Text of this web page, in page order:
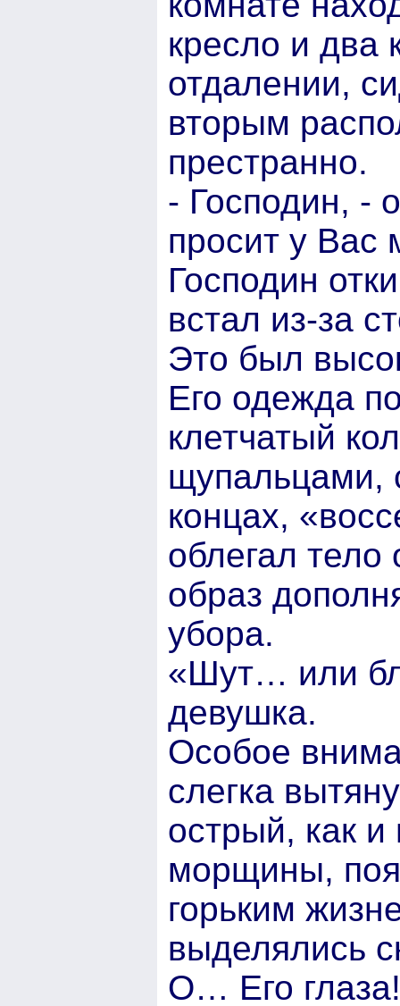
кресло и два
отдалении,
вторым
престранно.
- Господин, -
просит у Вас
Господин
встал из-за
Это был
Его одежда
клетчатый
щупальцами,
концах,
облегал
образ
убора.
«Шут… или
девушка.
Особое
слегка
острый, как и
морщины,
горьким
выделялись
О… Его